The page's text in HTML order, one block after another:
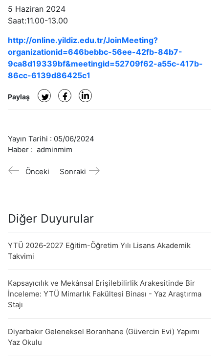
5 Haziran 2024
Saat:11.00-13.00
http://online.yildiz.edu.tr/JoinMeeting?
organizationid=646bebbc-56ee-42fb-84b7-
9ca8d19339bf&meetingid=52709f62-a55c-417b-
86cc-6139d86425c1
Paylaş
Yayın Tarihi : 05/06/2024
Haber : adminmim
Önceki Sonraki
Diğer Duyurular
YTÜ 2026-2027 Eğitim-Öğretim Yılı Lisans Akademik
Takvimi
Kapsayıcılık ve Mekânsal Erişilebilirlik Arakesitinde Bir
İnceleme: YTÜ Mimarlık Fakültesi Binası - Yaz Araştırma
Stajı
Diyarbakır Geleneksel Boranhane (Güvercin Evi) Yapımı
Yaz Okulu